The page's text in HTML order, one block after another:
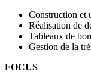
Construction et
Réalisation de
Tableaux de
Gestion de la
FOCUS